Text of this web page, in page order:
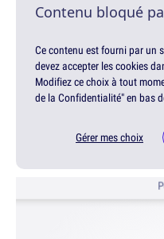
Contenu bloqué
Ce contenu est fourni par un
devez accepter les cookies
Modifiez ce choix à tout
de la Confidentialité" en bas
Gérer mes choix